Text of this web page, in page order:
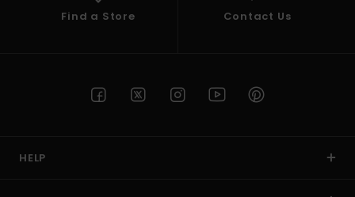
Find a Store Contact Us
HELP